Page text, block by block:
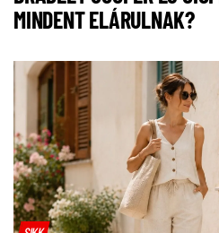
MINDENT ELÁRULNAK?